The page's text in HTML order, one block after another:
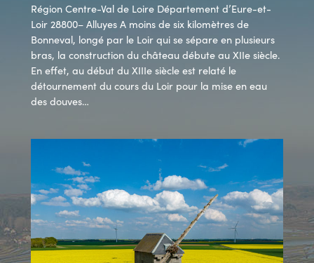
Région Centre-Val de Loire Département d’Eure-et-
Loir 28800– Alluyes A moins de six kilomètres de
Bonneval, longé par le Loir qui se sépare en plusieurs
bras, la construction du château débute au XIIe siècle.
En effet, au début du XIIIe siècle est relaté le
détournement du cours du Loir pour la mise en eau
des douves…